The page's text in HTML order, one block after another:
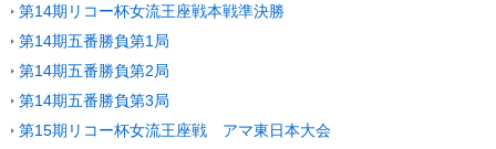
第14期リコー杯女流王座戦本戦準決勝
第14期五番勝負第1局
第14期五番勝負第2局
第14期五番勝負第3局
第15期リコー杯女流王座戦 アマ東日本大会